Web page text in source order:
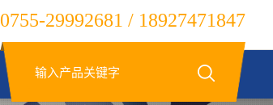
0755-29992681 / 18927471847